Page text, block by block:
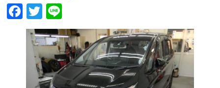
Facebook
Twitter